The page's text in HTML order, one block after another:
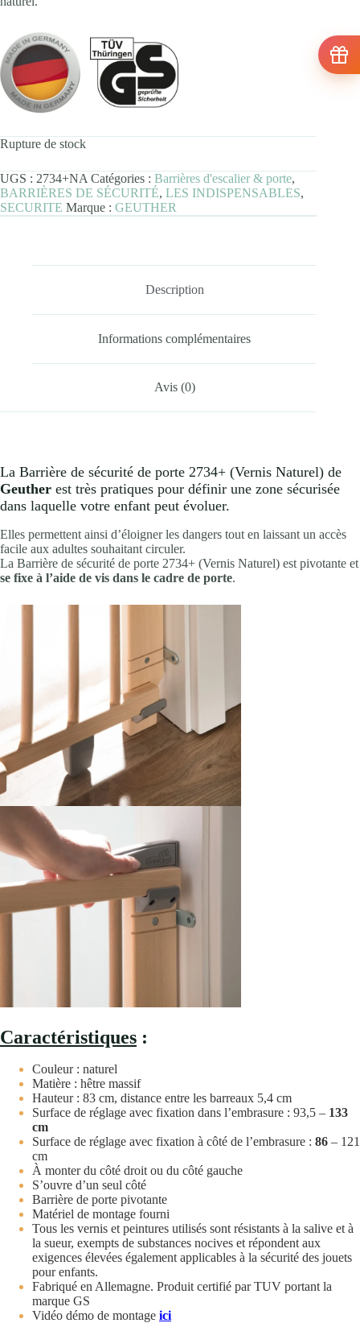
Rupture de stock
UGS : 2734+NA Catégories : Barrières d'escalier & porte,
BARRIÈRES DE SÉCURITÉ, LES INDISPENSABLES,
SECURITE Marque : GEUTHER
Description
Informations complémentaires
Avis (0)
La Barrière de sécurité de porte 2734+ (Vernis Naturel) de
Geuther est très pratiques pour définir une zone sécurisée
dans laquelle votre enfant peut évoluer.
Elles permettent ainsi d’éloigner les dangers tout en laissant un accès
facile aux adultes souhaitant circuler.
La Barrière de sécurité de porte 2734+ (Vernis Naturel) est pivotante et
se fixe à l’aide de vis dans le cadre de porte.
Caractéristiques :
Couleur : naturel
Matière : hêtre massif
Hauteur : 83 cm, distance entre les barreaux 5,4 cm
Surface de réglage avec fixation dans l’embrasure : 93,5 – 133
cm
Surface de réglage avec fixation à côté de l’embrasure : 86 – 121
cm
À monter du côté droit ou du côté gauche
S’ouvre d’un seul côté
Barrière de porte pivotante
Matériel de montage fourni
Tous les vernis et peintures utilisés sont résistants à la salive et à
la sueur, exempts de substances nocives et répondent aux
exigences élevées également applicables à la sécurité des jouets
pour enfants.
Fabriqué en Allemagne. Produit certifié par TUV portant la
marque GS
Vidéo démo de montage ici